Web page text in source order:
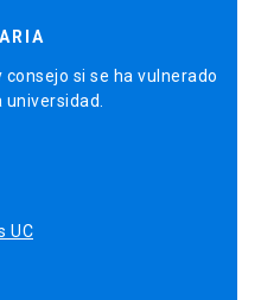
si se ha vulnerado
UC